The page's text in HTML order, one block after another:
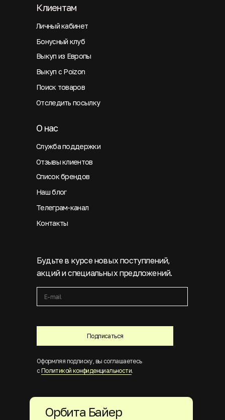
Подписаться
Будьте в курсе новых поступлений,
акций и специальных предложений.
Оформляя подписку, вы соглашаетесь
с Политикой конфиденциальности.
Личный кабинет
Клиентам
Бонусный клуб
Выкуп из Европы
Выкуп с Poizon
Поиск товаров
Отследить посылку
Служба поддержки
О нас
Отзывы клиентов
Список брендов
Наш блог
Телеграм-канал
Контакты
Орбита Байер